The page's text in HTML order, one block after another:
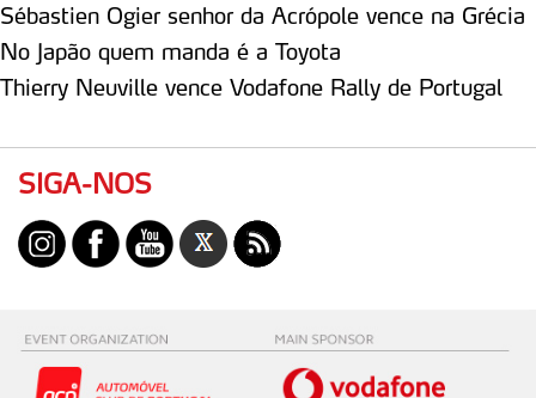
Sébastien Ogier senhor da Acrópole vence na Grécia
No Japão quem manda é a Toyota
Thierry Neuville vence Vodafone Rally de Portugal
SIGA-NOS